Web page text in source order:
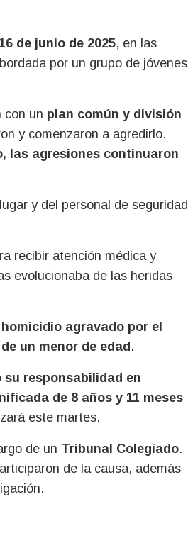
16 de junio de 2025, en las
por un grupo de jóvenes
con un plan común y división
y comenzaron a agredirlo.
las agresiones continuaron
y del personal de seguridad
recibir atención médica y
evolucionaba de las heridas
agravado por el
un menor de edad.
responsabilidad en
de 8 años y 11 meses
este martes.
de un Tribunal Colegiado.
de la causa, además